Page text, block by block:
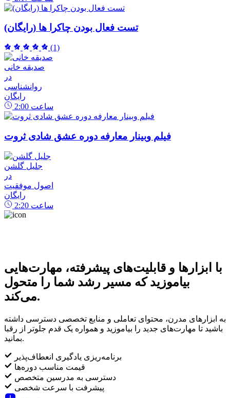
تست فعال بودن چاکرا ها (رایگان)
(1)
صدیقه خانی
در
روانشناسی
رایگان
2:00 ساعت
فیلم وبینار معارفه دوره عشق شادی ثروت
جلیل گلشن
در
اصول موفقیت
رایگان
2:20 ساعت
با ابزارها و قابلیت‌های پیشرفته، مهارت‌هایی
بیاموزید که مسیر رشد شما را متحول
می‌کند.
به ابزارهای مدرن، محتوای تعاملی و منابع تخصصی دسترسی داشته
باشید تا مهارت‌های جدید را بیاموزید و همواره یک قدم جلوتر از رقبا
بمانید.
برنامه‌ریزی یادگیری انعطاف‌پذیر
قیمت مناسب دوره‌ها
دسترسی به مدرسین متخصص
پیشرفت با سرعت شخصی